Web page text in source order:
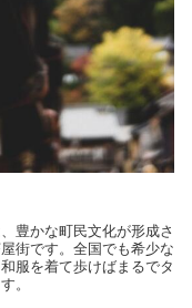
豊かな町民文化が形成さ
街です。全国でも希少な
服を着て歩けばまるでタ
。